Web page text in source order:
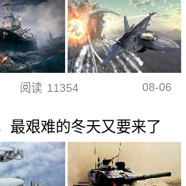
阅读 11354 08-06
最艰难的冬天又要来了